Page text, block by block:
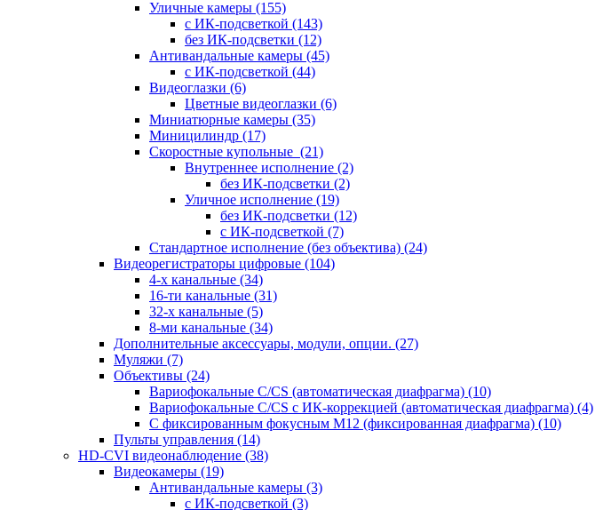
Уличные камеры (155)
с ИК-подсветкой (143)
без ИК-подсветки (12)
Антивандальные камеры (45)
с ИК-подсветкой (44)
Видеоглазки (6)
Цветные видеоглазки (6)
Миниатюрные камеры (35)
Миницилиндр (17)
Скоростные купольные (21)
Внутреннее исполнение (2)
без ИК-подсветки (2)
Уличное исполнение (19)
без ИК-подсветки (12)
с ИК-подсветкой (7)
Стандартное исполнение (без объектива) (24)
Видеорегистраторы цифровые (104)
4-х канальные (34)
16-ти канальные (31)
32-х канальные (5)
8-ми канальные (34)
Дополнительные аксессуары, модули, опции. (27)
Муляжи (7)
Объективы (24)
Вариофокальные C/CS (автоматическая диафрагма) (10)
Вариофокальные C/CS с ИК-коррекцией (автоматическая диафрагма) (4)
С фиксированным фокусным М12 (фиксированная диафрагма) (10)
Пульты управления (14)
HD-CVI видеонаблюдение (38)
Видеокамеры (19)
Антивандальные камеры (3)
с ИК-подсветкой (3)